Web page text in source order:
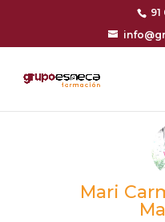
91
Mari